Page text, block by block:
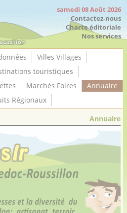
samedi 08 Août 2026
Contactez-nous
Charte éditoriale
Nos services
Villes Villages
touristiques
Marchés Foires
Annuaire
Régionaux
Annuaire